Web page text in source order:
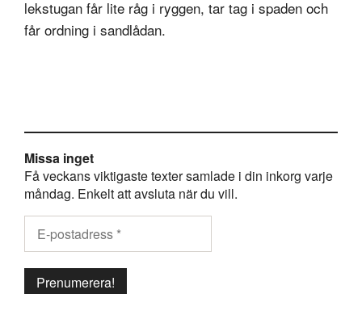
lekstugan får lite råg i ryggen, tar tag i spaden och
får ordning i sandlådan.
Missa inget
Få veckans viktigaste texter samlade i din inkorg varje
måndag. Enkelt att avsluta när du vill.